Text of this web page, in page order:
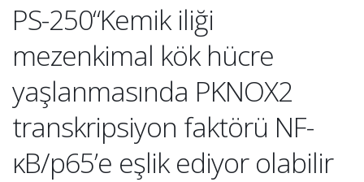
PS-250“Kemik iliği
mezenkimal kök hücre
yaşlanmasında PKNOX2
transkripsiyon faktörü NF-
κB/p65’e eşlik ediyor olabilir